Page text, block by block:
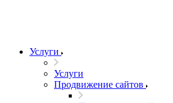
Услуги
Услуги
Продвижение сайтов